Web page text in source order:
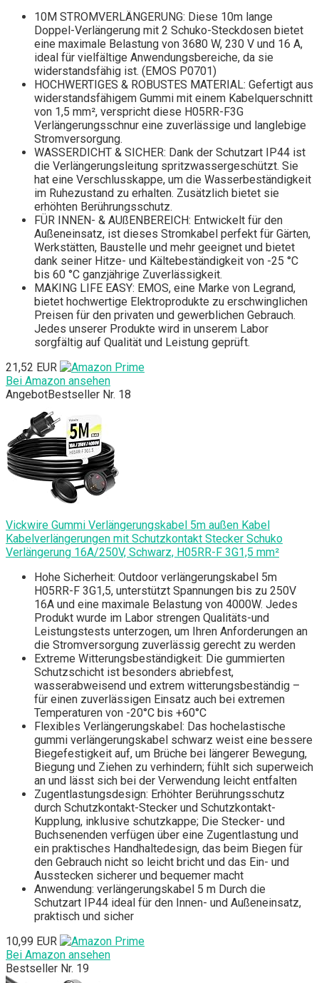
10M STROMVERLÄNGERUNG: Diese 10m lange
Doppel-Verlängerung mit 2 Schuko-Steckdosen bietet
eine maximale Belastung von 3680 W, 230 V und 16 A,
ideal für vielfältige Anwendungsbereiche, da sie
widerstandsfähig ist. (EMOS P0701)
HOCHWERTIGES & ROBUSTES MATERIAL: Gefertigt aus
widerstandsfähigem Gummi mit einem Kabelquerschnitt
von 1,5 mm², verspricht diese H05RR-F3G
Verlängerungsschnur eine zuverlässige und langlebige
Stromversorgung.
WASSERDICHT & SICHER: Dank der Schutzart IP44 ist
die Verlängerungsleitung spritzwassergeschützt. Sie
hat eine Verschlusskappe, um die Wasserbeständigkeit
im Ruhezustand zu erhalten. Zusätzlich bietet sie
erhöhten Berührungsschutz.
FÜR INNEN- & AUßENBEREICH: Entwickelt für den
Außeneinsatz, ist dieses Stromkabel perfekt für Gärten,
Werkstätten, Baustelle und mehr geeignet und bietet
dank seiner Hitze- und Kältebeständigkeit von -25 °C
bis 60 °C ganzjährige Zuverlässigkeit.
MAKING LIFE EASY: EMOS, eine Marke von Legrand,
bietet hochwertige Elektroprodukte zu erschwinglichen
Preisen für den privaten und gewerblichen Gebrauch.
Jedes unserer Produkte wird in unserem Labor
sorgfältig auf Qualität und Leistung geprüft.
21,52 EUR
Bei Amazon ansehen
AngebotBestseller Nr. 18
Vickwire Gummi Verlängerungskabel 5m außen Kabel
Kabelverlängerungen mit Schutzkontakt Stecker Schuko
Verlängerung 16A/250V, Schwarz, H05RR-F 3G1,5 mm²
Hohe Sicherheit: Outdoor verlängerungskabel 5m
H05RR-F 3G1,5, unterstützt Spannungen bis zu 250V
16A und eine maximale Belastung von 4000W. Jedes
Produkt wurde im Labor strengen Qualitäts-und
Leistungstests unterzogen, um Ihren Anforderungen an
die Stromversorgung zuverlässig gerecht zu werden
Extreme Witterungsbeständigkeit: Die gummierten
Schutzschicht ist besonders abriebfest,
wasserabweisend und extrem witterungsbeständig –
für einen zuverlässigen Einsatz auch bei extremen
Temperaturen von -20°C bis +60°C
Flexibles Verlängerungskabel: Das hochelastische
gummi verlängerungskabel schwarz weist eine bessere
Biegefestigkeit auf, um Brüche bei längerer Bewegung,
Biegung und Ziehen zu verhindern; fühlt sich superweich
an und lässt sich bei der Verwendung leicht entfalten
Zugentlastungsdesign: Erhöhter Berührungsschutz
durch Schutzkontakt-Stecker und Schutzkontakt-
Kupplung, inklusive schutzkappe; Die Stecker- und
Buchsenenden verfügen über eine Zugentlastung und
ein praktisches Handhaltedesign, das beim Biegen für
den Gebrauch nicht so leicht bricht und das Ein- und
Ausstecken sicherer und bequemer macht
Anwendung: verlängerungskabel 5 m Durch die
Schutzart IP44 ideal für den Innen- und Außeneinsatz,
praktisch und sicher
10,99 EUR
Bei Amazon ansehen
Bestseller Nr. 19